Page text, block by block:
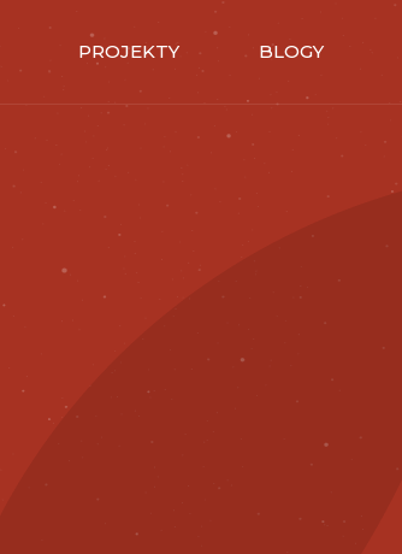
PROJEKTY BLOGY